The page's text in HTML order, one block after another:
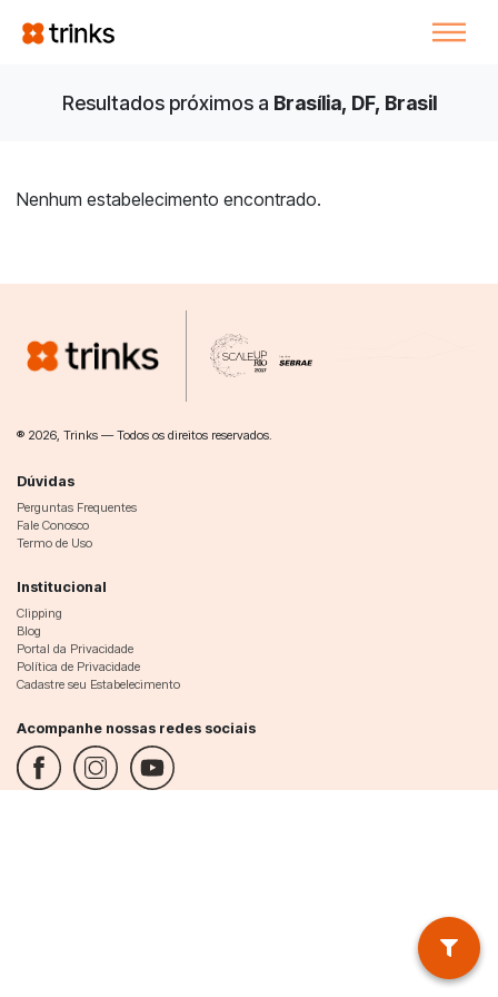
Resultados próximos a Brasília, DF, Brasil
Nenhum estabelecimento encontrado.
® 2026, Trinks — Todos os direitos reservados.
Dúvidas
Perguntas Frequentes
Fale Conosco
Termo de Uso
Institucional
Clipping
Blog
Portal da Privacidade
Política de Privacidade
Cadastre seu Estabelecimento
Acompanhe nossas redes sociais